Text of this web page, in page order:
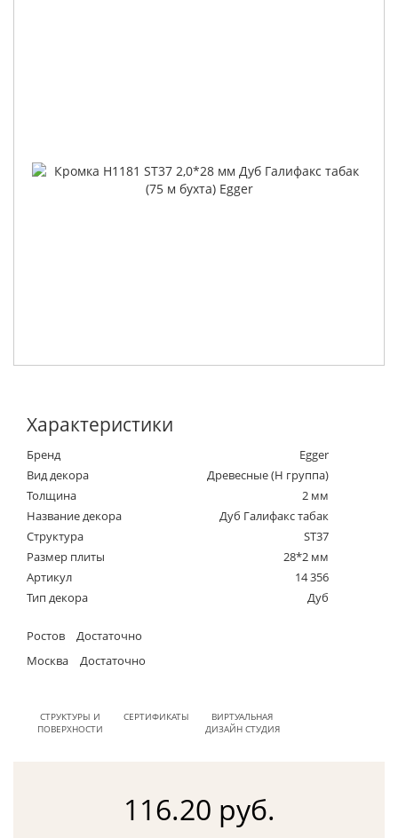
Характеристики
Бренд
Egger
Вид декора
Древесные (Н группа)
Толщина
2 мм
Название декора
Дуб Галифакс табак
Структура
ST37
Размер плиты
28*2 мм
Артикул
14 356
Тип декора
Дуб
Ростов
Достаточно
Москва
Достаточно
СТРУКТУРЫ И
ПОВЕРХНОСТИ
СЕРТИФИКАТЫ
ВИРТУАЛЬНАЯ
ДИЗАЙН СТУДИЯ
116.20 руб.